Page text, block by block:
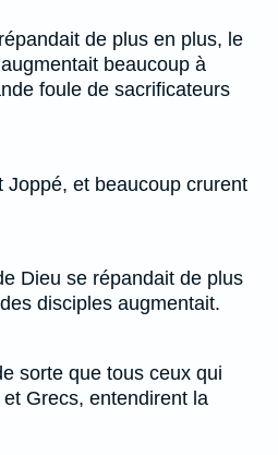
de plus en plus, le
beaucoup à
foule de sacrificateurs
Joppé, et beaucoup crurent
Dieu se répandait de plus
disciples augmentait.
sorte que tous ceux qui
Grecs, entendirent la